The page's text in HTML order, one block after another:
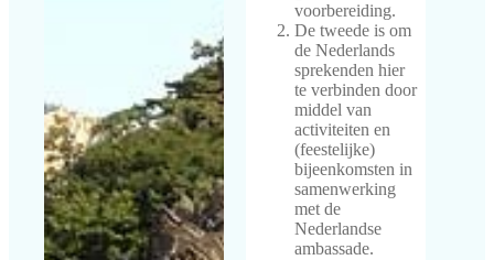
voorbereiding.
De tweede is om
de Nederlands
sprekenden hier
te verbinden door
middel van
activiteiten en
(feestelijke)
bijeenkomsten in
samenwerking
met de
Nederlandse
ambassade.